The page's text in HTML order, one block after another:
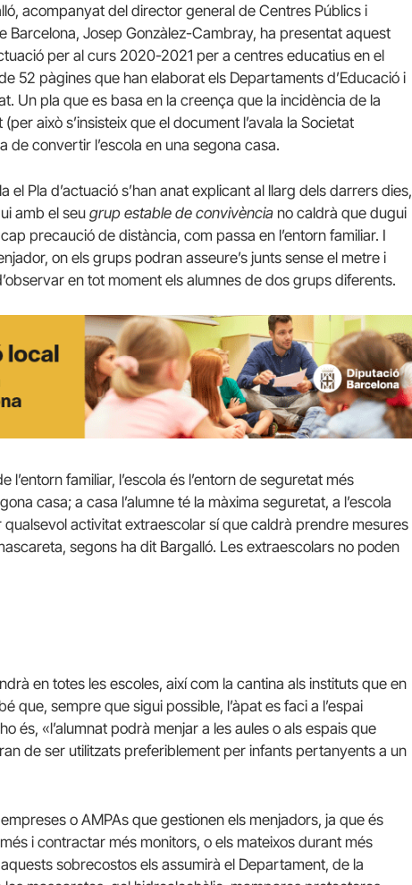
acompanyat del director general de Centres Públics i
Barcelona, Josep Gonzàlez-Cambray, ha presentat aquest
per al curs 2020-2021 per a centres educatius en el
52 pàgines que han elaborat els Departaments d’Educació i
Un pla que es basa en la creença que la incidència de la
això s’insisteix que el document l’avala la Societat
de convertir l’escola en una segona casa.
el Pla d’actuació s’han anat explicant al llarg dels darrers dies,
amb el seu grup estable de convivència no caldrà que dugui
precaució de distància, com passa en l’entorn familiar. I
on els grups podran asseure’s junts sense el metre i
en tot moment els alumnes de dos grups diferents.
l’entorn familiar, l’escola és l’entorn de seguretat més
casa; a casa l’alumne té la màxima seguretat, a l’escola
qualsevol activitat extraescolar sí que caldrà prendre mesures
segons ha dit Bargalló. Les extraescolars no poden
en totes les escoles, així com la cantina als instituts que en
que, sempre que sigui possible, l’àpat es faci a l’espai
és, «l’alumnat podrà menjar a les aules o als espais que
de ser utilitzats preferiblement per infants pertanyents a un
o AMPAs que gestionen els menjadors, ja que és
i contractar més monitors, o els mateixos durant més
sobrecostos els assumirà el Departament, de la